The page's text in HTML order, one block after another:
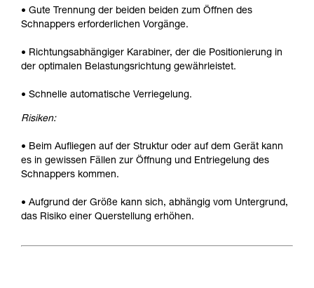
• Gute Trennung der beiden beiden zum Öffnen des
Schnappers erforderlichen Vorgänge.
• Richtungsabhängiger Karabiner, der die Positionierung in
der optimalen Belastungsrichtung gewährleistet.
• Schnelle automatische Verriegelung.
Risiken:
• Beim Aufliegen auf der Struktur oder auf dem Gerät kann
es in gewissen Fällen zur Öffnung und Entriegelung des
Schnappers kommen.
• Aufgrund der Größe kann sich, abhängig vom Untergrund,
das Risiko einer Querstellung erhöhen.